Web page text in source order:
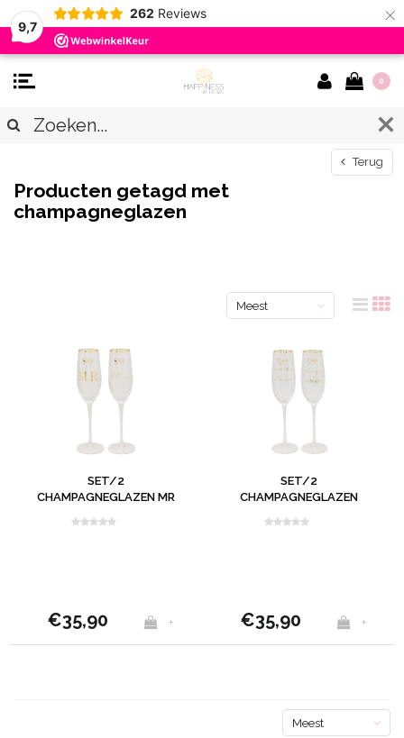
9,7
262 Reviews ×
0
Terug
Producten getagd met
champagneglazen
Meest
SET/2
CHAMPAGNEGLAZEN MR
€35,90 +
SET/2
CHAMPAGNEGLAZEN
€35,90 +
Meest